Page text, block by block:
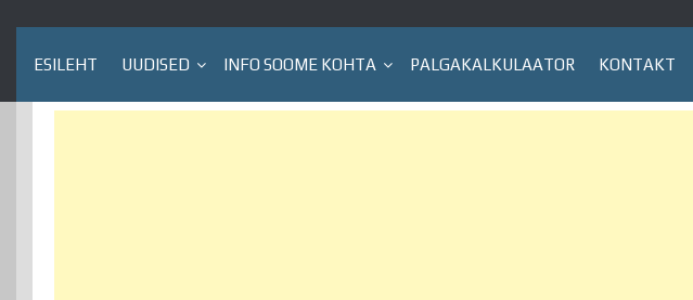
ESILEHT UUDISED INFO SOOME KOHTA PALGAKALKULAATOR KONTAKT